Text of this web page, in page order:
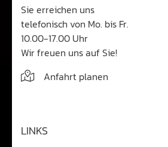
Sie erreichen uns
telefonisch von Mo. bis Fr.
10.00-17.00 Uhr
Wir freuen uns auf Sie!
Anfahrt planen
LINKS